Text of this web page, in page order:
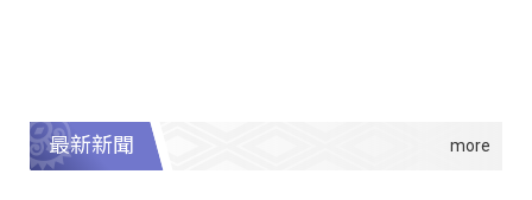
最新新聞